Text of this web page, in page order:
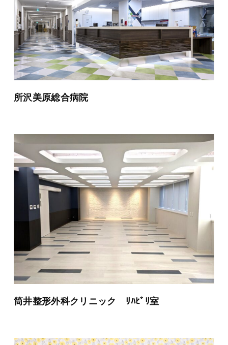
所沢美原総合病院
筒井整形外科クリニック ﾘﾊﾋﾞﾘ室